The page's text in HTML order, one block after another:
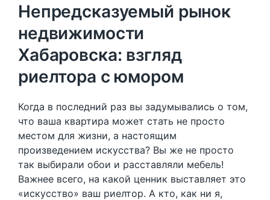
Непредсказуемый рынок
недвижимости
Хабаровска: взгляд
риелтора с юмором
Когда в последний раз вы задумывались о том,
что ваша квартира может стать не просто
местом для жизни, а настоящим
произведением искусства? Вы же не просто
так выбирали обои и расставляли мебель!
Важнее всего, на какой ценник выставляет это
«искусство» ваш риелтор. А кто, как ни я,